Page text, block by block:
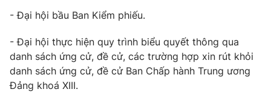
Podcast
Photo Infographic
Video Shorts video
- Đại hội bầu Ban Kiểm phiếu.
- Đại hội thực hiện quy trình biểu quyết thông qua
danh sách ứng cử, đề cử, các trường hợp xin rút khỏi
danh sách ứng cử, đề cử Ban Chấp hành Trung ương
Đảng khoá XIII.